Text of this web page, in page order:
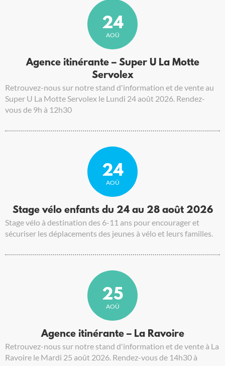
24
AOÛ
Agence itinérante – Super U La Motte
Servolex
Retrouvez-nous sur notre stand d'information et de vente au
Super U La Motte Servolex le Lundi 24 août 2026. Rendez-
vous de 9h à 12h30
24
AOÛ
Stage vélo enfants du 24 au 28 août 2026
Stage vélo à destination des 6-11 ans pour encourager et
sécuriser les déplacements des jeunes à vélo et leurs familles.
25
AOÛ
Agence itinérante – La Ravoire
Retrouvez-nous sur notre stand d'information et de vente à La
Ravoire le Mardi 25 août 2026. Rendez-vous de 14h30 à